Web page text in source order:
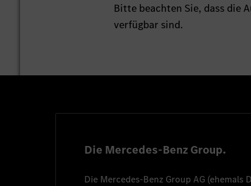
Bitte beachten Sie, dass die
verfügbar sind.
Die Mercedes-Benz Group.
Die Mercedes-Benz Group AG (ehemals